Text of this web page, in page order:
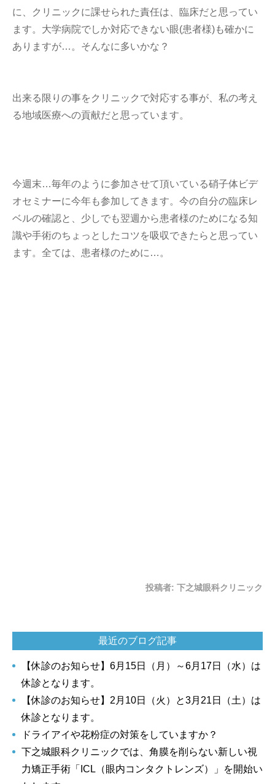
に、クリニックに課せられた責任は、臨床だと思ってい
ます。大学病院でしか対応できない眼(患者様)も確かに
ありますが…。そんなに多いかな？
出来る限りの事をクリニックで対応する事が、私の考え
る地域医療への貢献だと思っています。
今週末…毎年のように参加させて頂いている硝子体ビデ
オセミナーに今年も参加してきます。今の自分の臨床レ
ベルの確認と、少しでも翌週から患者様のためになる知
識や手術のちょっとしたコツを吸収できたらと思ってい
ます。全ては、患者様のために…。
投稿者: 下之城眼科クリニック
最近のブログ記事
【休診のお知らせ】6月15日（月）～6月17日（水）は
休診となります。
【休診のお知らせ】2月10日（火）と3月21日（土）は
休診となります。
ドライアイや花粉症の対策をしていますか？
下之城眼科クリニックでは、角膜を削らない新しい視
力矯正手術「ICL（眼内コンタクトレンズ）」を開始い